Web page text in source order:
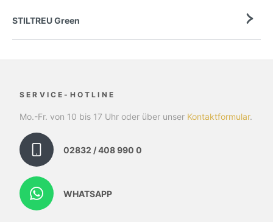
STILTREU Green
SERVICE-HOTLINE
Mo.-Fr. von 10 bis 17 Uhr oder über unser Kontaktformular.
02832 / 408 990 0
WHATSAPP